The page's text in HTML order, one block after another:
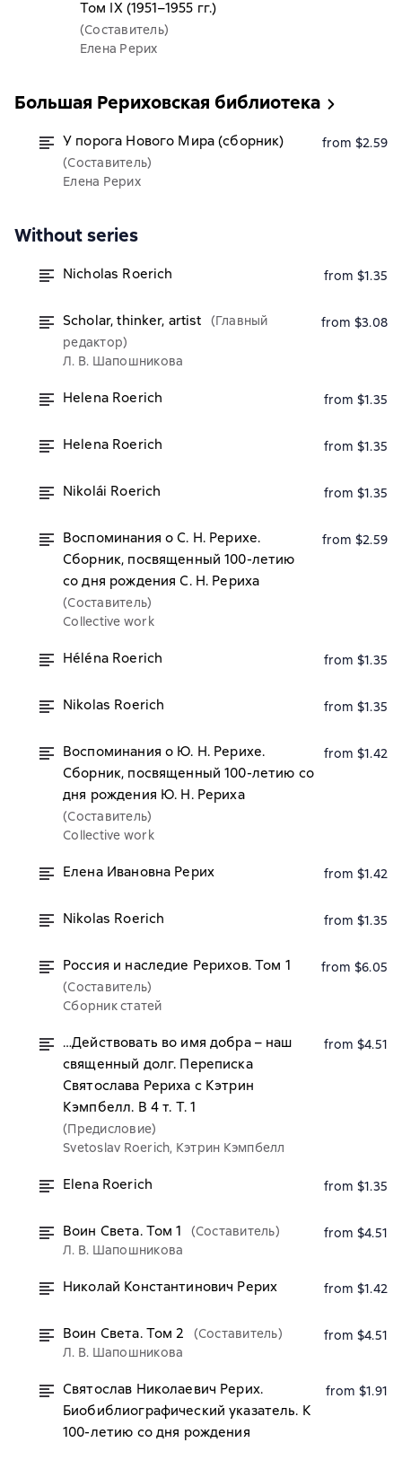
Том IX (1951–1955 гг.)
(Составитель)
Елена Рерих
Большая Рериховская библиотека
У порога Нового Мира (сборник)
(Составитель)
Елена Рерих
from $2.59
Without series
Nicholas Roerich from $1.35
Scholar, thinker, artist
(Главный
редактор)
Л. В. Шапошникова
from $3.08
Helena Roerich from $1.35
Helena Roerich from $1.35
Nikolái Roerich from $1.35
Воспоминания о С. Н. Рерихе.
Сборник, посвященный 100-летию
со дня рождения С. Н. Рериха
(Составитель)
Collective work
from $2.59
Héléna Roerich from $1.35
Nikolas Roerich from $1.35
Воспоминания о Ю. Н. Рерихе.
Сборник, посвященный 100-летию со
дня рождения Ю. Н. Рериха
(Составитель)
Collective work
from $1.42
Елена Ивановна Рерих from $1.42
Nikolas Roerich from $1.35
Россия и наследие Рерихов. Том 1
(Составитель)
Сборник статей
from $6.05
…Действовать во имя добра – наш
священный долг. Переписка
Святослава Рериха с Кэтрин
Кэмпбелл. В 4 т. Т. 1
(Предисловие)
Svetoslav Roerich, Кэтрин Кэмпбелл
from $4.51
Elena Roerich from $1.35
Воин Света. Том 1
(Составитель)
Л. В. Шапошникова
from $4.51
Николай Константинович Рерих from $1.42
Воин Света. Том 2
(Составитель)
Л. В. Шапошникова
from $4.51
Святослав Николаевич Рерих.
Биобиблиографический указатель. К
100-летию со дня рождения
from $1.91